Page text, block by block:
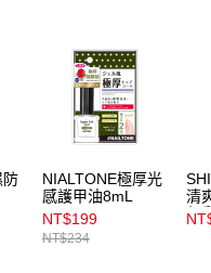
電信帳單，「大哥付你分期」於每
開帳單後，可選擇「超商條碼／台
MONEY」等通路繳費。
大哥大股份有限公司」（以下簡
透過本服務購買商品或服務，並由
與本公司後，依約使用本公司帳單
「大哥付你分期」之契約關係目
NT$899(含以上)免運費
NT$899(含以上)免運費
防
NIALTONE極厚光
感護甲油8mL
NT$199
NT$234
清
凝